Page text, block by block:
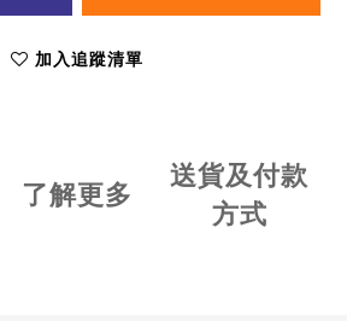
加入追蹤清單
了解更多
送貨及付款
方式